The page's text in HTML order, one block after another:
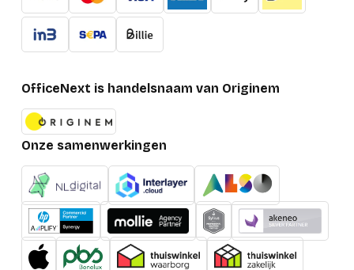
OfficeNext is handelsnaam van Originem
Onze samenwerkingen